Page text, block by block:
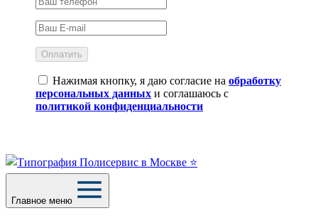
Оплатить
Нажимая кнопку, я даю согласие на обработку
персональных данных и соглашаюсь с
политикой конфиденциальности
Главное меню